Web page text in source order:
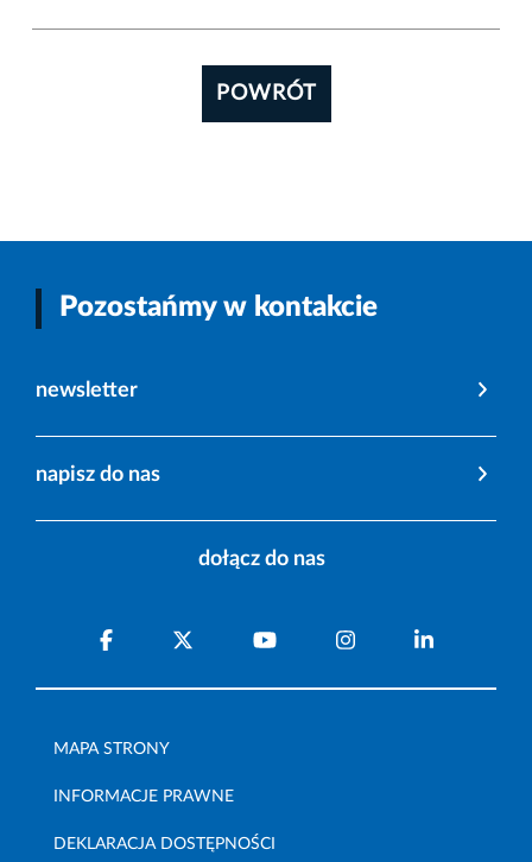
POWRÓT
Pozostańmy w kontakcie
newsletter
napisz do nas
dołącz do nas
MAPA STRONY
INFORMACJE PRAWNE
DEKLARACJA DOSTĘPNOŚCI